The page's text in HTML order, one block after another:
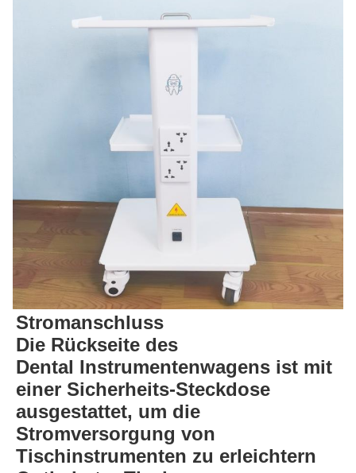
Stromanschluss
Die Rückseite des
Dental Instrumentenwagens ist mit
einer Sicherheits-Steckdose
ausgestattet, um die
Stromversorgung von
Tischinstrumenten zu erleichtern